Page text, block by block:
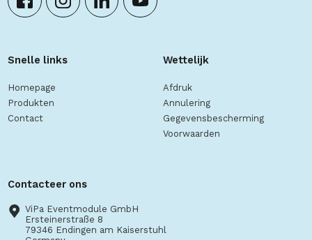
Snelle links
Homepage
Produkten
Contact
Wettelijk
Afdruk
Annulering
Gegevensbescherming
Voorwaarden
Contacteer ons
ViPa Eventmodule GmbH
Ersteinerstraße 8
79346 Endingen am Kaiserstuhl